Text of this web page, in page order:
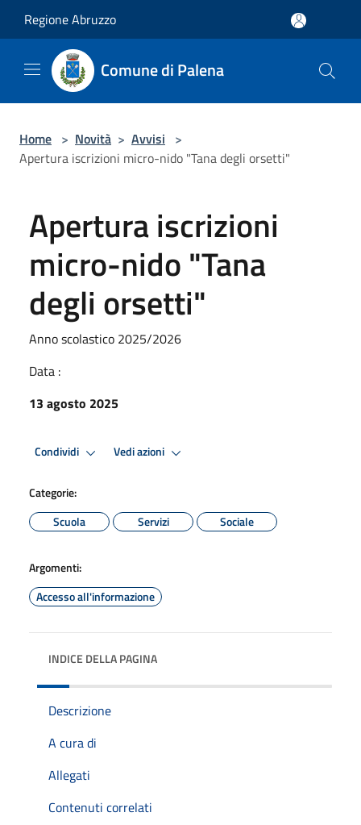
Regione Abruzzo
Comune di Palena
Home > Novità > Avvisi >
Apertura iscrizioni micro-nido "Tana degli orsetti"
Apertura iscrizioni
micro-nido "Tana
degli orsetti"
Anno scolastico 2025/2026
Data :
13 agosto 2025
Condividi Vedi azioni
Categorie:
Scuola
Servizi Sociale
Argomenti:
Accesso all'informazione
INDICE DELLA PAGINA
Descrizione
A cura di
Allegati
Contenuti correlati